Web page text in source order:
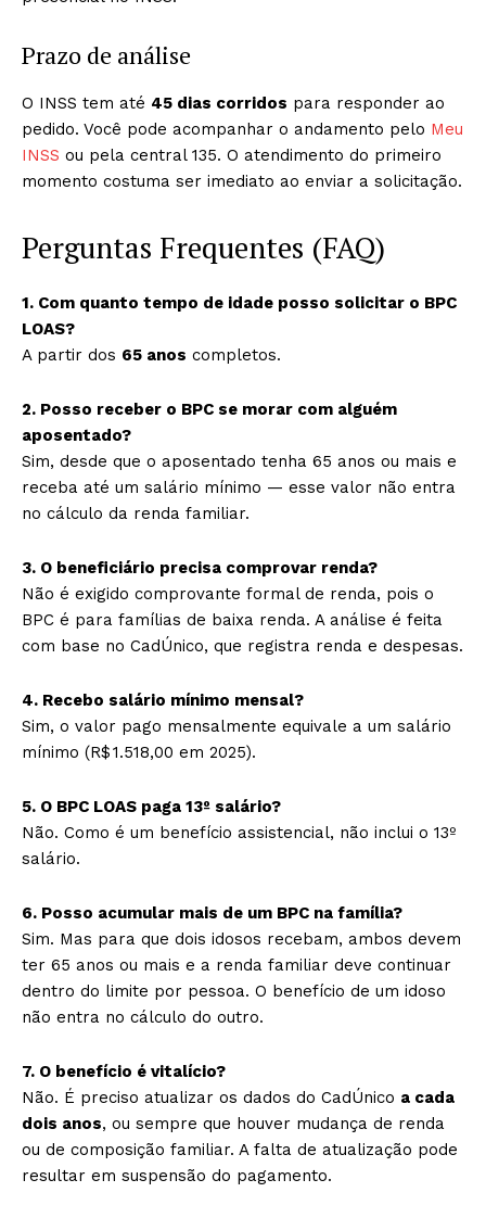
Prazo de análise
O INSS tem até 45 dias corridos para responder ao
pedido. Você pode acompanhar o andamento pelo Meu
INSS ou pela central 135. O atendimento do primeiro
momento costuma ser imediato ao enviar a solicitação.
Perguntas Frequentes (FAQ)
1. Com quanto tempo de idade posso solicitar o BPC
LOAS?
A partir dos 65 anos completos.
2. Posso receber o BPC se morar com alguém
aposentado?
Sim, desde que o aposentado tenha 65 anos ou mais e
receba até um salário mínimo — esse valor não entra
no cálculo da renda familiar.
3. O beneficiário precisa comprovar renda?
Não é exigido comprovante formal de renda, pois o
BPC é para famílias de baixa renda. A análise é feita
com base no CadÚnico, que registra renda e despesas.
4. Recebo salário mínimo mensal?
Sim, o valor pago mensalmente equivale a um salário
mínimo (R$ 1.518,00 em 2025).
5. O BPC LOAS paga 13º salário?
Não. Como é um benefício assistencial, não inclui o 13º
salário.
6. Posso acumular mais de um BPC na família?
Sim. Mas para que dois idosos recebam, ambos devem
ter 65 anos ou mais e a renda familiar deve continuar
dentro do limite por pessoa. O benefício de um idoso
não entra no cálculo do outro.
7. O benefício é vitalício?
Não. É preciso atualizar os dados do CadÚnico a cada
dois anos, ou sempre que houver mudança de renda
ou de composição familiar. A falta de atualização pode
resultar em suspensão do pagamento.